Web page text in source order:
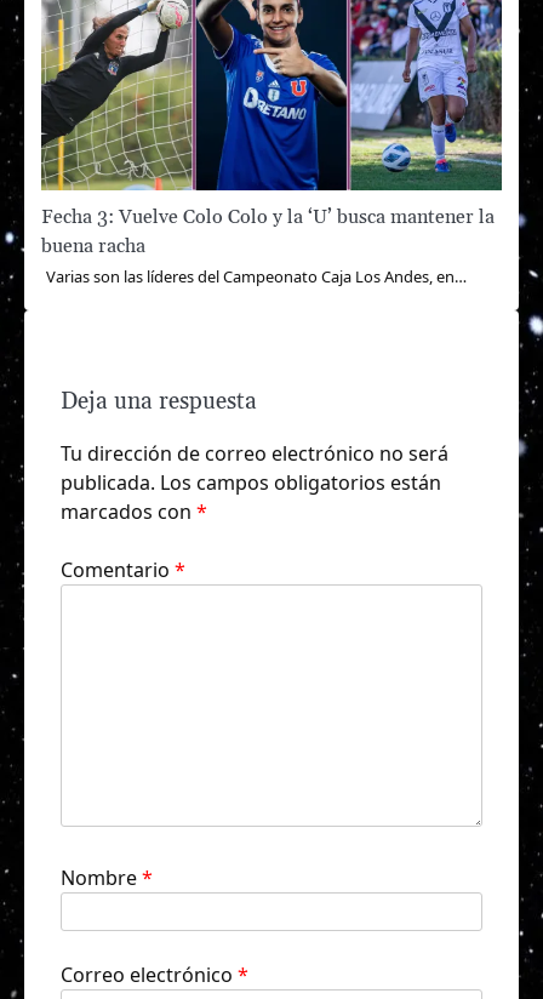
Fecha 3: Vuelve Colo Colo y la ‘U’ busca mantener la
buena racha
Varias son las líderes del Campeonato Caja Los Andes, en…
Deja una respuesta
Tu dirección de correo electrónico no será
publicada. Los campos obligatorios están
marcados con *
Comentario *
Nombre*
Correo electrónico *